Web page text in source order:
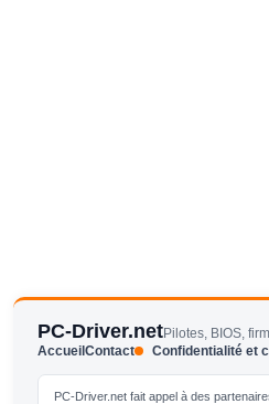
PC-Driver.netPilotes, BIOS,
AccueilContact Confidentialité et
PC-Driver.net fait appel à des